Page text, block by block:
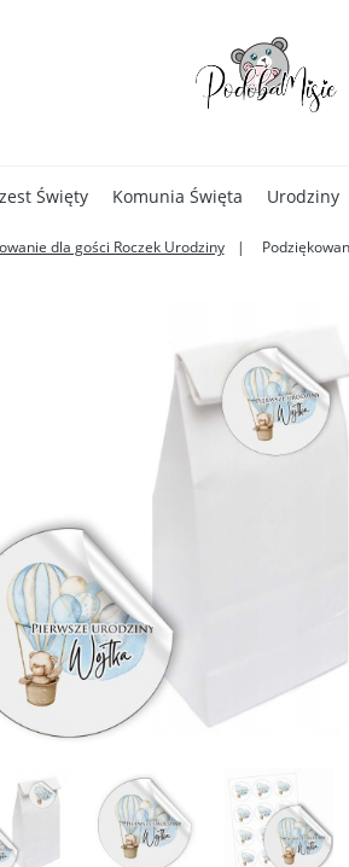
Święty Komunia Święta Urodziny
dla gości Roczek Urodziny